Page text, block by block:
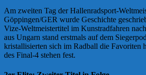
Am zweiten Tag der Hallenradsport-
Göppingen/GER wurde Geschichte
Vize-Weltmeistertitel im Kunstradfahren
aus Ungarn stand erstmals auf dem
kristallisierten sich im Radball die Favoriten
des Final-4 stehen fest.